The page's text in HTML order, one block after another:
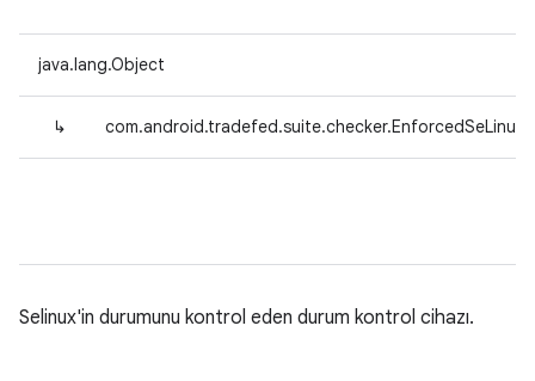
java.lang.Object
↳
Selinux'in durumunu kontrol eden durum kontrol cihazı.